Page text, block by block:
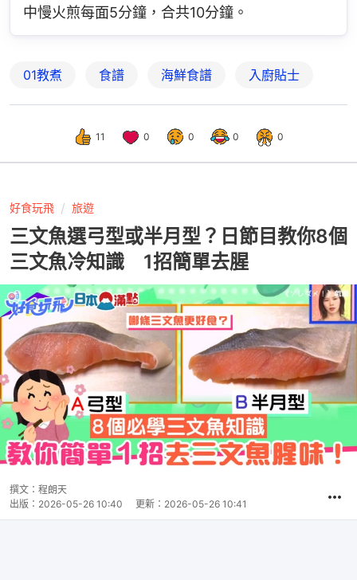
中慢火煎每面5分鐘，合共10分鐘。
01教煮 食譜 海鮮食譜 入廚貼士
11 0 0 0 0
好食玩飛 旅遊
三文魚選弓型或半月型？日節目教你8個
三文魚冷知識 1招簡單去腥
撰文： 程朗天
出版： 2026-05-26 10:40 更新： 2026-05-26 10:41